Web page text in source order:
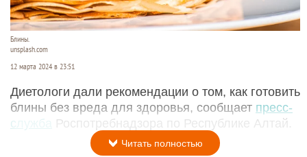
Блины.
unsplash.com
12 марта 2024 в 23:51
Диетологи дали рекомендации о том, как готовить
блины без вреда для здоровья, сообщает пресс-
служба
Роспотребнадзора по Республике Алтай.
Читать полностью